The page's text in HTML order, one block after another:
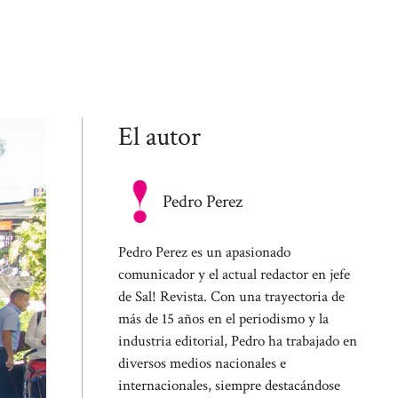
El autor
Pedro Perez
Pedro Perez es un apasionado
comunicador y el actual redactor en jefe
de Sal! Revista. Con una trayectoria de
más de 15 años en el periodismo y la
industria editorial, Pedro ha trabajado en
diversos medios nacionales e
internacionales, siempre destacándose